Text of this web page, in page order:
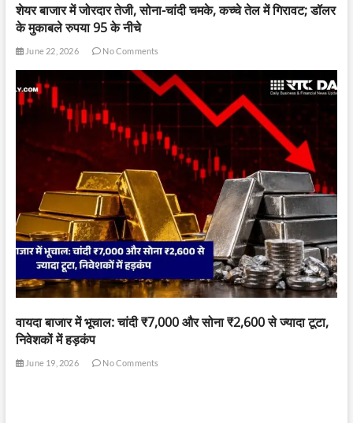
शेयर बाजार में जोरदार तेजी, सोना-चांदी चमके, कच्चे तेल में गिरावट; डॉलर
के मुकाबले रुपया 95 के नीचे
June 22, 2026 No Comments
वायदा बाजार में भूचाल: चांदी ₹7,000 और सोना ₹2,600 से ज्यादा टूटा,
निवेशकों में हड़कंप
June 19, 2026 No Comments